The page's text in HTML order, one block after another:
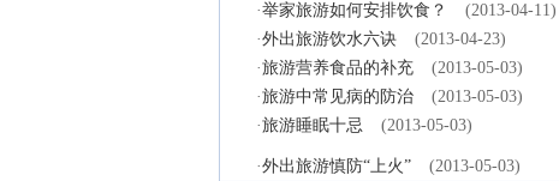
·举家旅游如何安排饮食？
(2013-04-11)
·外出旅游饮水六诀
(2013-04-23)
·旅游营养食品的补充
(2013-05-03)
·旅游中常见病的防治
(2013-05-03)
·旅游睡眠十忌 (2013-05-03)
·外出旅游慎防“上火” (2013-05-03)